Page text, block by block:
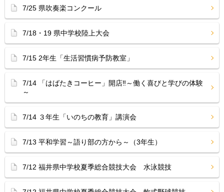
7/25 県吹奏楽コンクール
7/18・19 県中学校陸上大会
7/15 2年生「生活習慣病予防教室」
7/14 「はばたきコーヒー」開店‼︎～働く喜びと学びの体験
～
7/14 ３年生「いのちの教育」講演会
7/13 平和学習～語り部の方から～（3年生）
7/12 福井県中学校夏季総合競技大会 水泳競技